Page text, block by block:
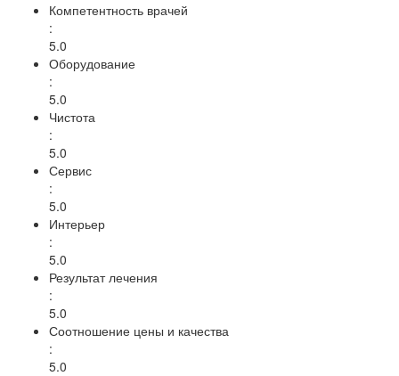
Компетентность врачей
:
5.0
Оборудование
:
5.0
Чистота
:
5.0
Сервис
:
5.0
Интерьер
:
5.0
Результат лечения
:
5.0
Соотношение цены и качества
:
5.0